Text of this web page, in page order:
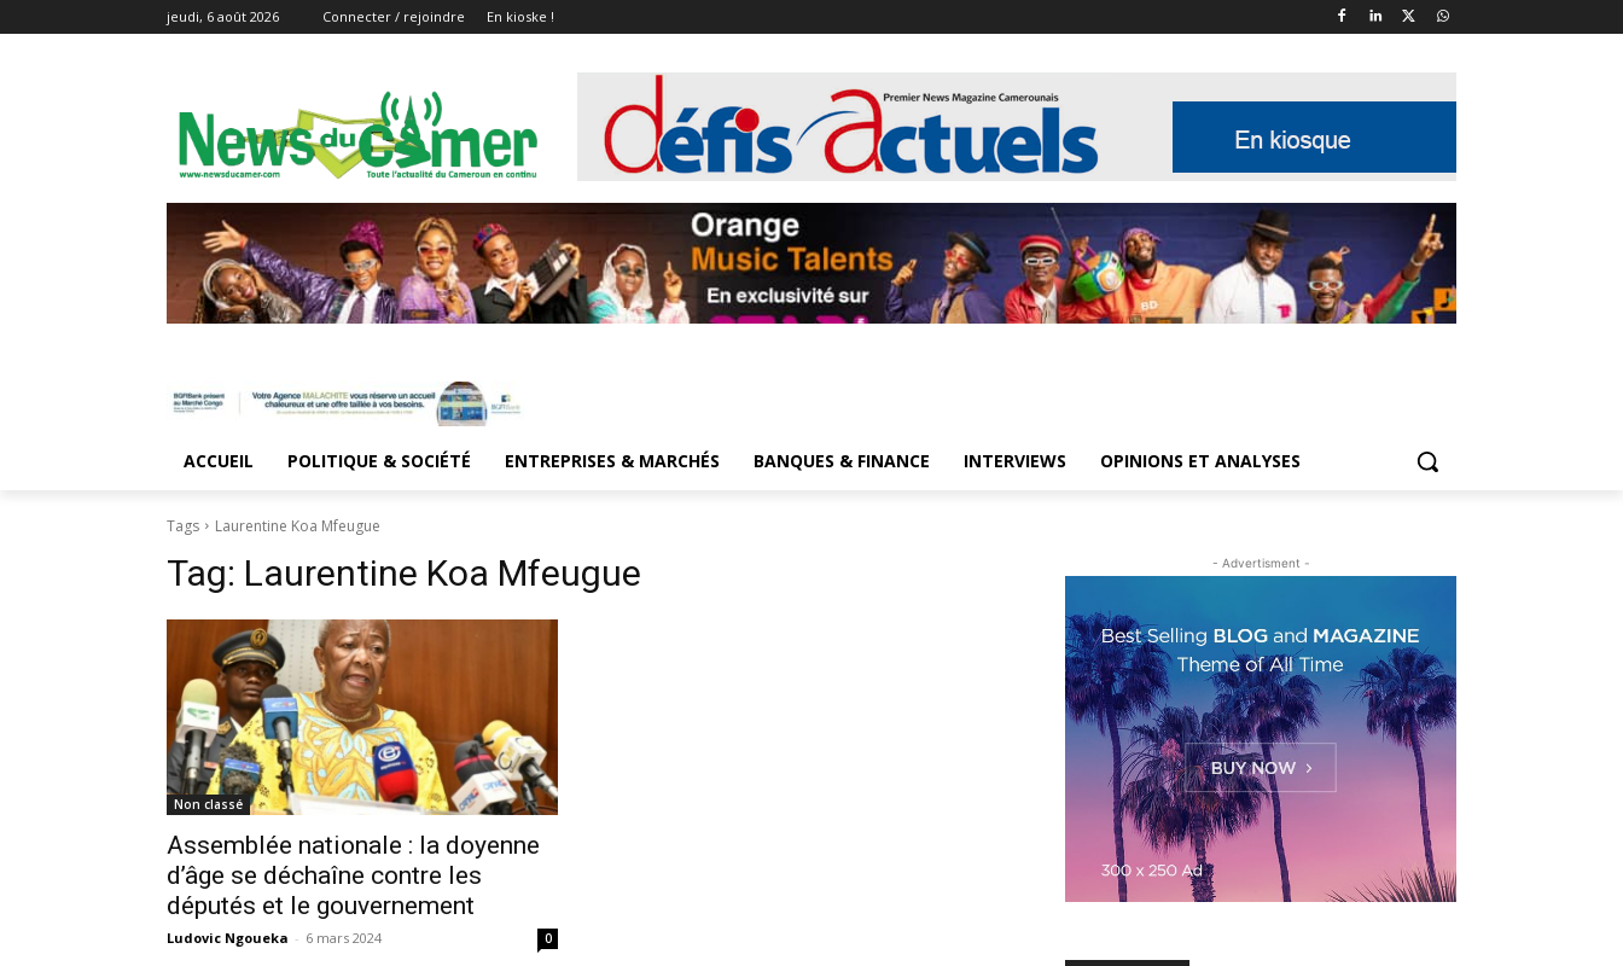
jeudi, 6 août 2026 Connecter / rejoindre En kioske !
ACCUEIL POLITIQUE & SOCIÉTÉ ENTREPRISES & MARCHÉS BANQUES & FINANCE INTERVIEWS OPINIONS ET ANALYSES
Tags Laurentine Koa Mfeugue
Tag: Laurentine Koa Mfeugue
Non classé
Assemblée nationale : la doyenne
d’âge se déchaîne contre les
députés et le gouvernement
Ludovic Ngoueka - 6 mars 2024 0
- Advertisment -